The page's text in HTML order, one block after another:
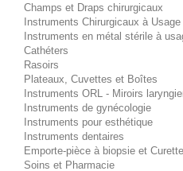
Champs et Draps chirurgicaux
Instruments Chirurgicaux à
Instruments en métal stérile à
Cathéters
Rasoirs
Plateaux, Cuvettes et Boîtes
Instruments ORL - Miroirs
Instruments de gynécologie
Instruments pour esthétique
Instruments dentaires
Emporte-pièce à biopsie et
Soins et Pharmacie